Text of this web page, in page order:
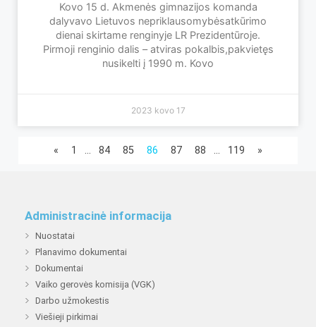
Kovo 15 d. Akmenės gimnazijos komanda
dalyvavo Lietuvos nepriklausomybėsatkūrimo
dienai skirtame renginyje LR Prezidentūroje.
Pirmoji renginio dalis – atviras pokalbis,pakvietęs
nusikelti į 1990 m. Kovo
2023 kovo 17
« 1 … 84 85 86 87 88 … 119 »
Administracinė informacija
Nuostatai
Planavimo dokumentai
Dokumentai
Vaiko gerovės komisija (VGK)
Darbo užmokestis
Viešieji pirkimai